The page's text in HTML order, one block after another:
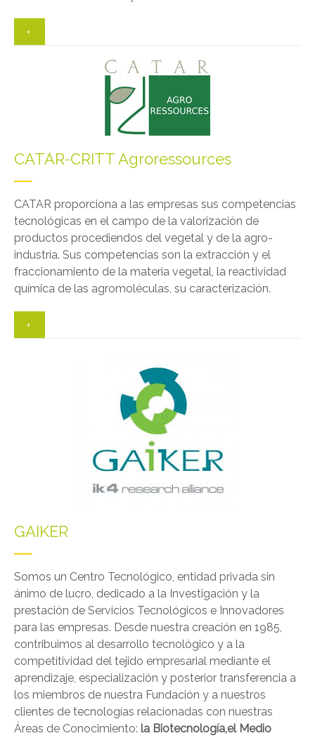
+
CATAR-CRITT Agroressources
CATAR proporciona a las empresas sus competencias
tecnológicas en el campo de la valorización de
productos procediendos del vegetal y de la agro-
industría. Sus competencias son la extracción y el
fraccionamiento de la materia vegetal, la reactividad
química de las agromoléculas, su caracterización.
+
GAIKER
Somos un Centro Tecnológico, entidad privada sin
ánimo de lucro, dedicado a la Investigación y la
prestación de Servicios Tecnológicos e Innovadores
para las empresas. Desde nuestra creación en 1985,
contribuimos al desarrollo tecnológico y a la
competitividad del tejido empresarial mediante el
aprendizaje, especialización y posterior transferencia a
los miembros de nuestra Fundación y a nuestros
clientes de tecnologías relacionadas con nuestras
Áreas de Conocimiento: la Biotecnología,el Medio